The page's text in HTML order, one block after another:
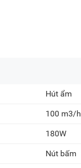
Hút ẩm
100 m3/h
180W
Nút bấm